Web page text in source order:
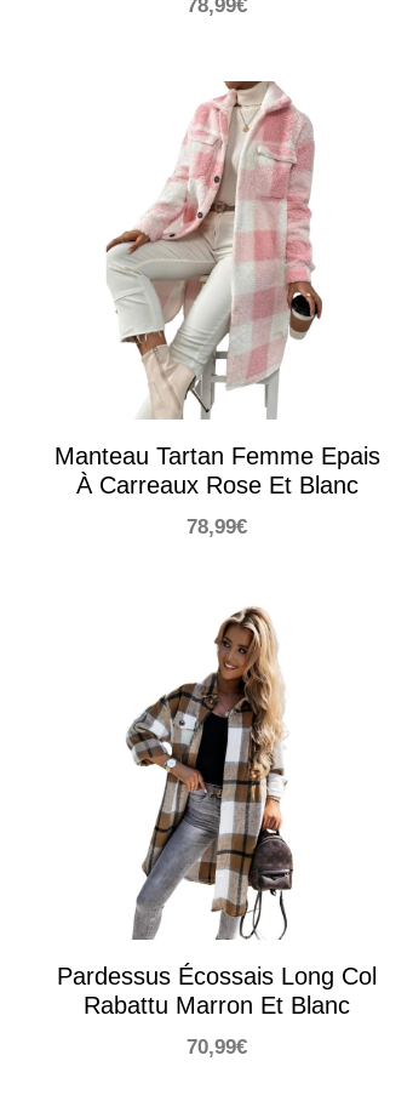
78,99€
Manteau Tartan Femme Epais
À Carreaux Rose Et Blanc
78,99€
Pardessus Écossais Long Col
Rabattu Marron Et Blanc
70,99€